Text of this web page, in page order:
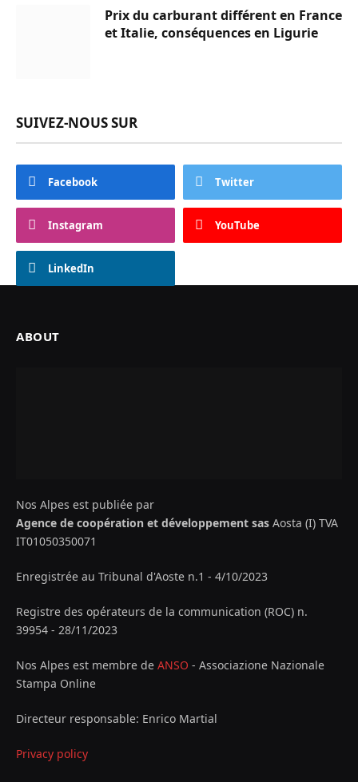
Prix du carburant différent en France
et Italie, conséquences en Ligurie
SUIVEZ-NOUS SUR
Facebook Twitter
Instagram YouTube
LinkedIn
ABOUT
Nos Alpes est publiée par
Agence de coopération et développement sas Aosta (I) TVA
IT01050350071
Enregistrée au Tribunal d'Aoste n.1 - 4/10/2023
Registre des opérateurs de la communication (ROC) n.
39954 - 28/11/2023
Nos Alpes est membre de ANSO - Associazione Nazionale
Stampa Online
Directeur responsable: Enrico Martial
Privacy policy